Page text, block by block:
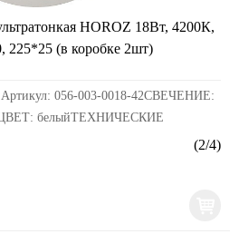
HOROZ 18Вт, 4200К,
225*25 (в коробке 2шт)
056-003-0018-42СВЕЧЕНИЕ:
белыйТЕХНИЧЕСКИЕ
МОЩНОСТЬ 3 6 9 12 15
(2/4)